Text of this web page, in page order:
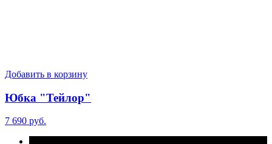
Добавить в корзину
Юбка "Тейлор"
7 690 руб.